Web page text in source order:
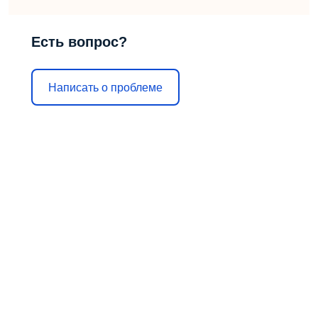
Есть вопрос?
Написать о проблеме